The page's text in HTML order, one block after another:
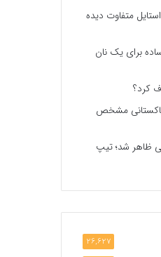
با این استایل متفاوت دیده
با پنیر؛ ۶ مرحله ساده برای یک نان
کرد؟
مشخص
ظاهر شد؛ تیپ
26,627